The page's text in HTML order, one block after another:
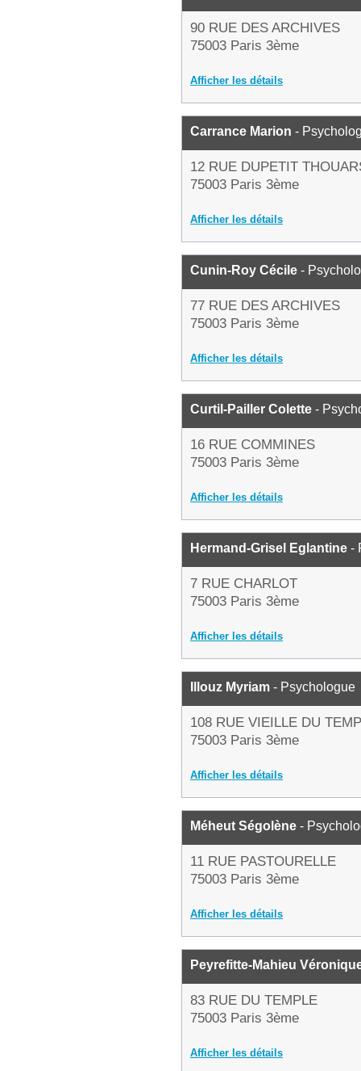
90 RUE DES ARCHIVES
75003 Paris 3ème
Afficher les détails
Carrance Marion -
12 RUE DUPETIT
75003 Paris 3ème
Afficher les détails
Cunin-Roy Cécile -
77 RUE DES ARCHIVES
75003 Paris 3ème
Afficher les détails
Curtil-Pailler Colette -
16 RUE COMMINES
75003 Paris 3ème
Afficher les détails
Hermand-Grisel Eglantine -
7 RUE CHARLOT
75003 Paris 3ème
Afficher les détails
Illouz Myriam - Psychologue
108 RUE VIEILLE DU
75003 Paris 3ème
Afficher les détails
Méheut Ségolène -
11 RUE PASTOURELLE
75003 Paris 3ème
Afficher les détails
Peyrefitte-Mahieu
83 RUE DU TEMPLE
75003 Paris 3ème
Afficher les détails